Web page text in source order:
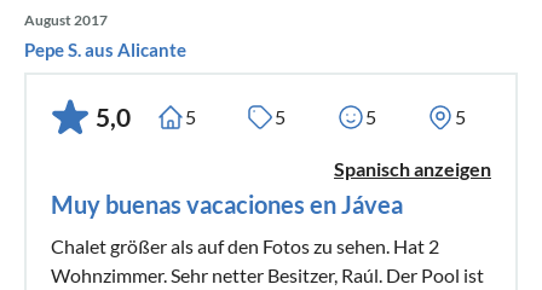
August 2017
Pepe S. aus Alicante
5,0 5 5 5 5
Spanisch anzeigen
Muy buenas vacaciones en Jávea
Chalet größer als auf den Fotos zu sehen. Hat 2
Wohnzimmer. Sehr netter Besitzer, Raúl. Der Pool ist